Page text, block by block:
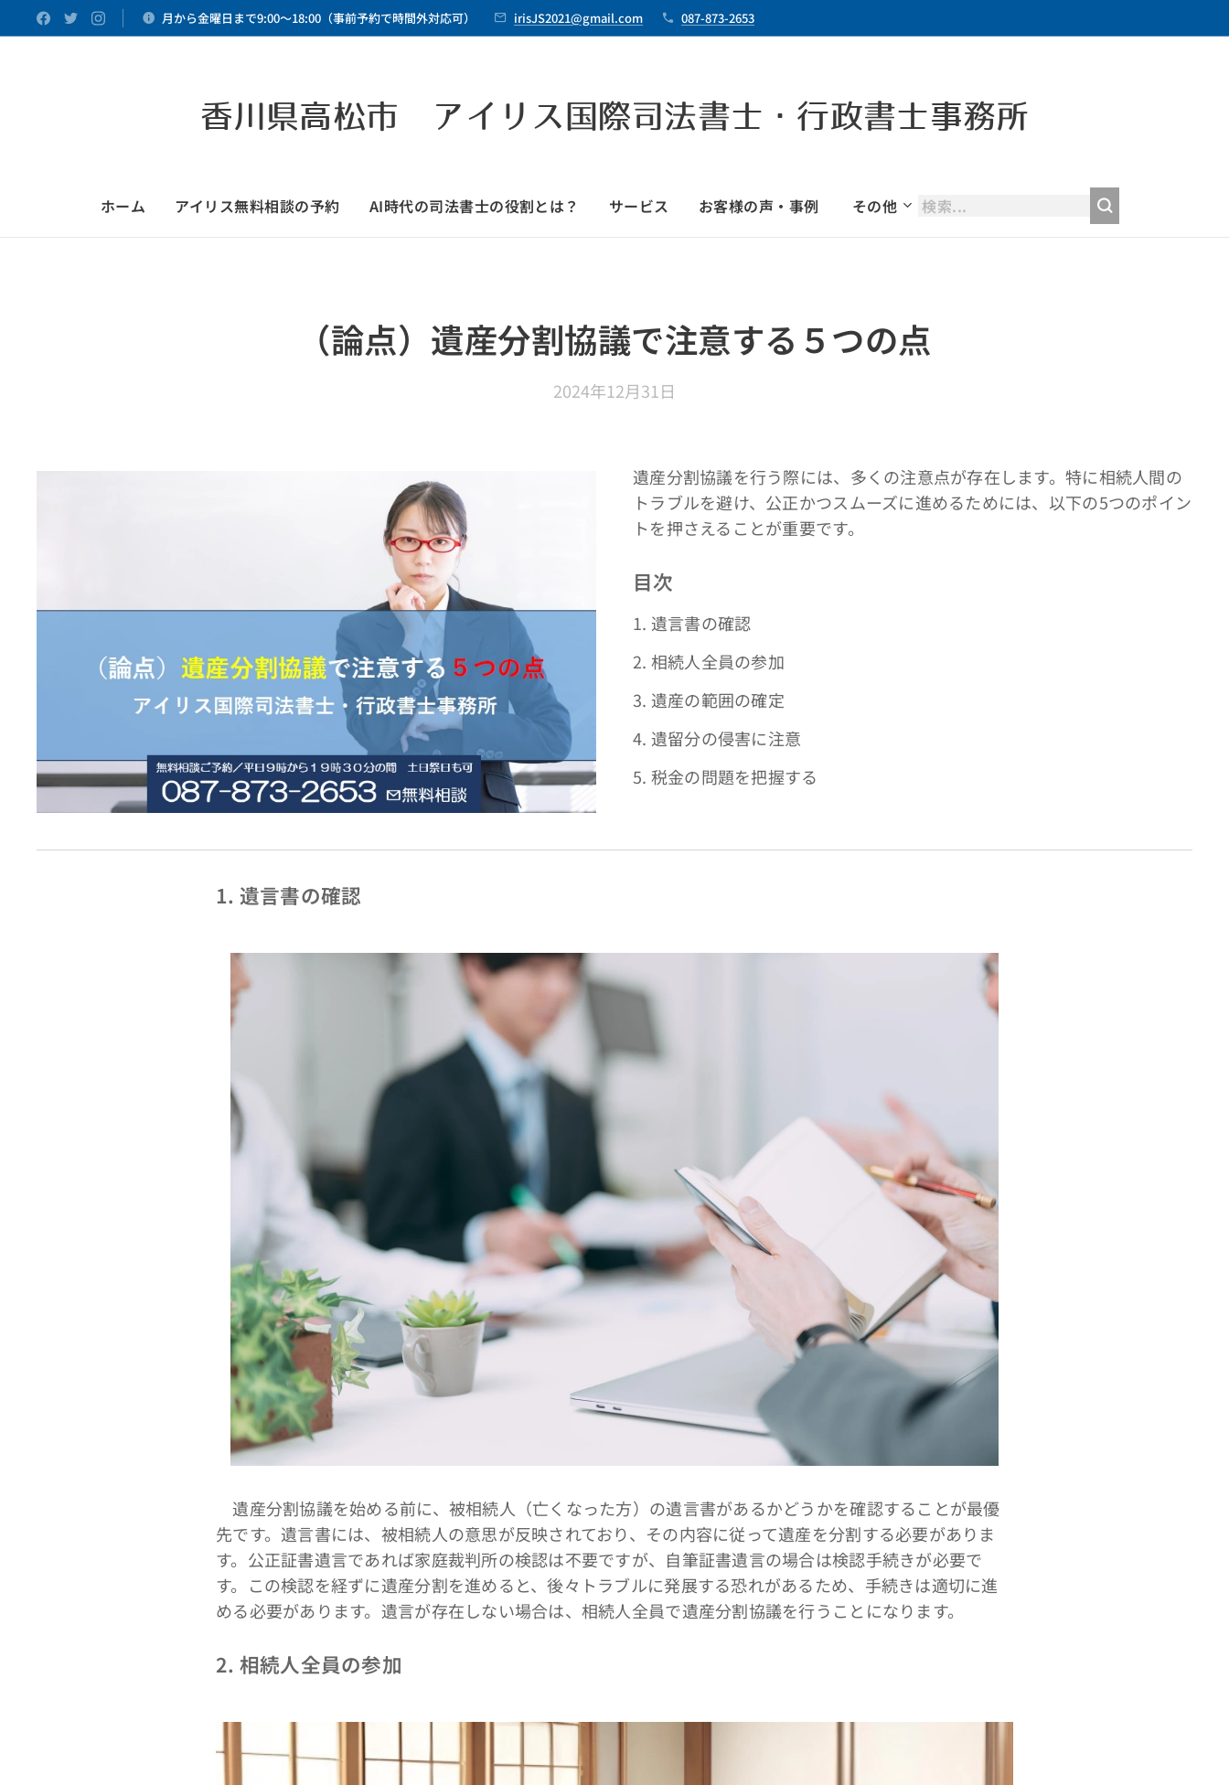
月から金曜日まで9:00～18:00（事前予約で時間外対応可） irisJS2021@gmail.com 087-873-2653
香川県高松市 アイリス国際司法書士・行政書士事務所
ホーム アイリス無料相談の予約 AI時代の司法書士の役割とは？ サービス お客様の声・事例 その他
（論点）遺産分割協議で注意する５つの点
2024年12月31日
遺産分割協議を行う際には、多くの注意点が存在します。特に相続人間の
トラブルを避け、公正かつスムーズに進めるためには、以下の5つのポイン
トを押さえることが重要です。
目次
1. 遺言書の確認
2. 相続人全員の参加
3. 遺産の範囲の確定
4. 遺留分の侵害に注意
5. 税金の問題を把握する
1. 遺言書の確認
遺産分割協議を始める前に、被相続人（亡くなった方）の遺言書があるかどうかを確認することが最優
先です。遺言書には、被相続人の意思が反映されており、その内容に従って遺産を分割する必要がありま
す。公正証書遺言であれば家庭裁判所の検認は不要ですが、自筆証書遺言の場合は検認手続きが必要で
す。この検認を経ずに遺産分割を進めると、後々トラブルに発展する恐れがあるため、手続きは適切に進
める必要があります。遺言が存在しない場合は、相続人全員で遺産分割協議を行うことになります。
2. 相続人全員の参加